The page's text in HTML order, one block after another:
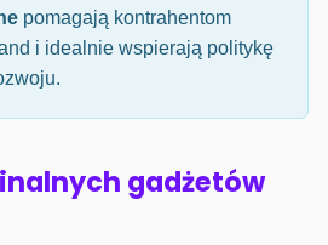
pomagają kontrahentom
i idealnie wspierają politykę
gadżetów